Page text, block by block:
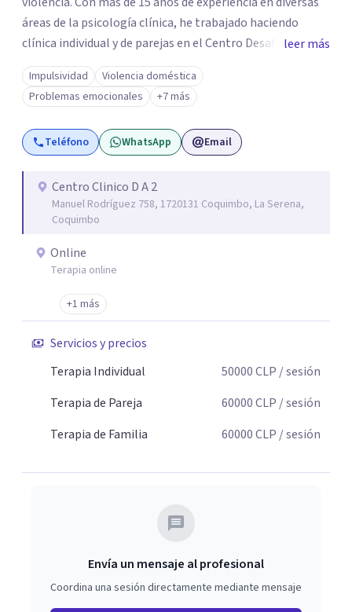
áreas de la psicología clínica, he trabajado haciendo
clínica individual y de parejas en el Centro Desafío de
Pareja y el Centro de Diálisis Renacer, coordinando el
Programa de Resocialización Para hombre que ejercen
Violencia contra la Pareja (PRHEVIP) y siendo docente en
la Universidad de Aconcagua impartiendo cátedras de
Psicología Social y Teoría de Sistemas Psicológicos y
leer más
Impulsividad
Violencia doméstica
Problemas emocionales
+7 más
Teléfono WhatsApp Email
Centro Clinico D A 2
Manuel Rodríguez 758, 1720131 Coquimbo, La Serena,
Coquimbo
Online
Terapia online
+1 más
Servicios y precios
Terapia Individual
50000CLP / sesión
Terapia de Pareja
60000CLP / sesión
Terapia de Familia
60000CLP / sesión
Envía un mensaje al profesional
Coordina una sesión directamente mediante mensaje